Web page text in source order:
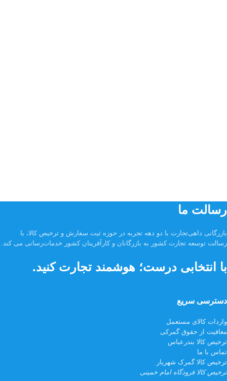
رسالت ما
بازرگانی داهی‌تجارت با دو دهه تجربه در حوزه ثبت سفارش و ترخیص کالا، با
رسالت توسعه تجارت کشور به بازرگانان و کارآفرینان کشور خدمات‌رسانی می کند.
با انتخابی درست؛ هوشمند تجارت کنید.
دسترسی سریع
واردات کالای مستعمل
معافیت از حقوق گمرکی
ترخیص کالا بندرعباس
تماس با ما
ترخیص کالا گمرک شهریار
ترخیص کالا فرودگاه امام خمینی